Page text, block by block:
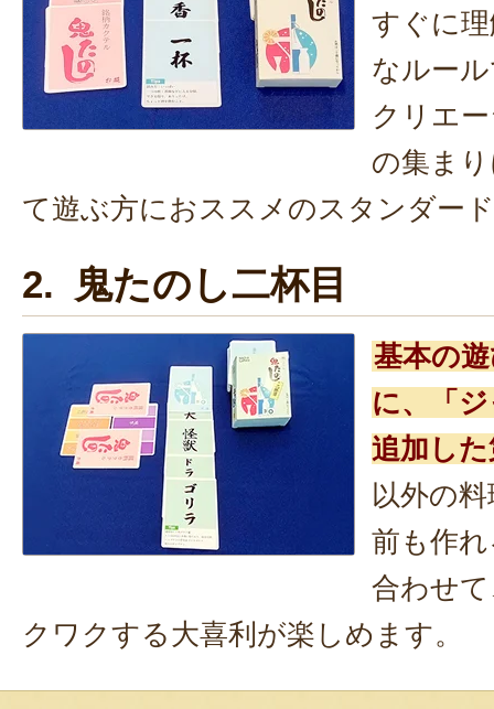
すぐに
なルー
クリエ
の集ま
て遊ぶ方におススメのスタンダー
2. 鬼たのし二杯目
基本の
に、「
追加し
以外の
前も作
合わせ
クワクする大喜利が楽しめます。